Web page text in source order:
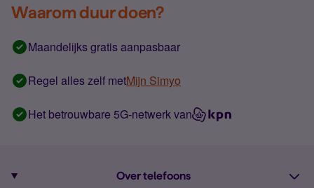
Waarom duur doen?
Maandelijks gratis aanpasbaar
Regel alles zelf metMijn Simyo
Het betrouwbare 5G-netwerk van
Over telefoons